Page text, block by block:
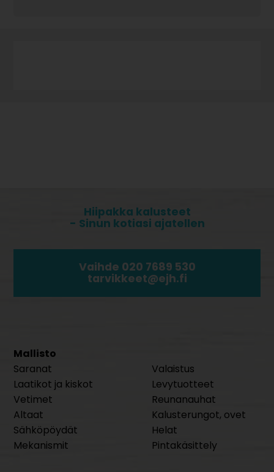
Hiipakka kalusteet
- Sinun kotiasi ajatellen
Vaihde 020 7689 530
tarvikkeet@ejh.fi
Mallisto
Saranat
Laatikot ja kiskot
Vetimet
Altaat
Sähköpöydät
Mekanismit
Valaistus
Levytuotteet
Reunanauhat
Kalusterungot, ovet
Helat
Pintakäsittely